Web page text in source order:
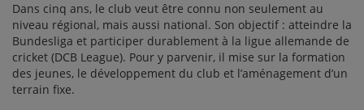
Dans cinq ans, le club veut être connu non seulement au
niveau régional, mais aussi national. Son objectif : atteindre la
Bundesliga et participer durablement à la ligue allemande de
cricket (DCB League). Pour y parvenir, il mise sur la formation
des jeunes, le développement du club et l’aménagement d’un
terrain fixe.